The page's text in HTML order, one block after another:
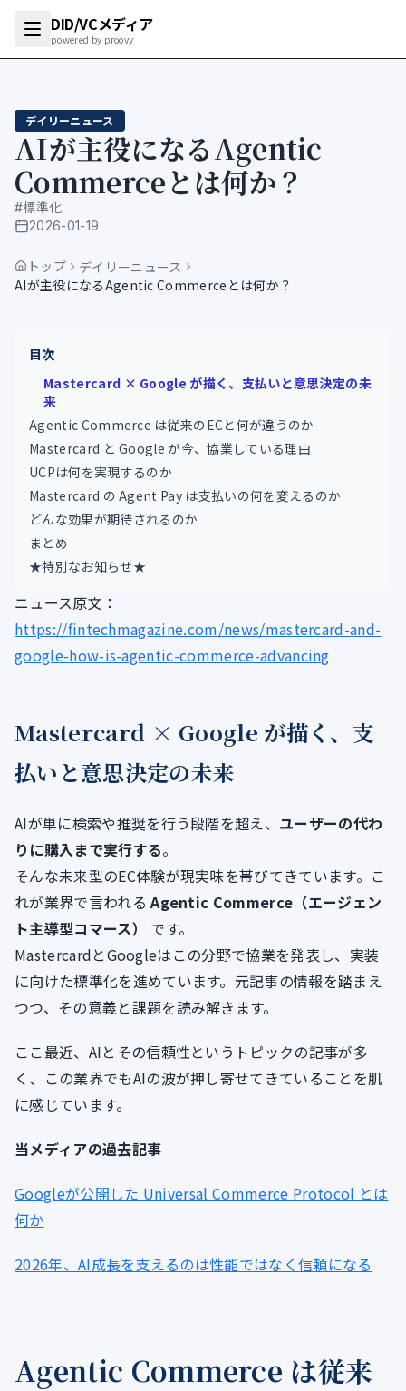
DID/VCメディア
powered by proovy
デイリーニュース
AIが主役になるAgentic
Commerceとは何か？
#標準化
公開日
2026-01-19
トップ
デイリーニュース
AIが主役になるAgentic Commerceとは何か？
目次
Mastercard × Google が描く、支払いと意思決定の未
来
Agentic Commerce は従来のECと何が違うのか
Mastercard と Google が今、協業している理由
UCPは何を実現するのか
Mastercard の Agent Pay は支払いの何を変えるのか
どんな効果が期待されるのか
まとめ
★特別なお知らせ★
ニュース原文：
https://fintechmagazine.com/news/mastercard-and-
google-how-is-agentic-commerce-advancing
Mastercard × Google が描く、支
払いと意思決定の未来
AIが単に検索や推奨を行う段階を超え、 ユーザーの代わ
りに購入まで実行する。
そんな未来型のEC体験が現実味を帯びてきています。こ
れが業界で言われるAgentic Commerce（エージェン
ト主導型コマース）
です。
MastercardとGoogleはこの分野で協業を発表し、実装
に向けた標準化を進めています。元記事の情報を踏まえ
つつ、その意義と課題を読み解きます。
ここ最近、AIとその信頼性というトピックの記事が多
く、この業界でもAIの波が押し寄せてきていることを肌
に感じています。
当メディアの過去記事
Googleが公開した Universal Commerce Protocol とは
何か
2026年、AI成長を支えるのは性能ではなく信頼になる
Agentic Commerce は従来